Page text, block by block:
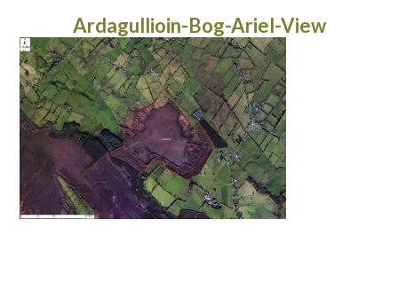
Ardagullioin-Bog-Ariel-View